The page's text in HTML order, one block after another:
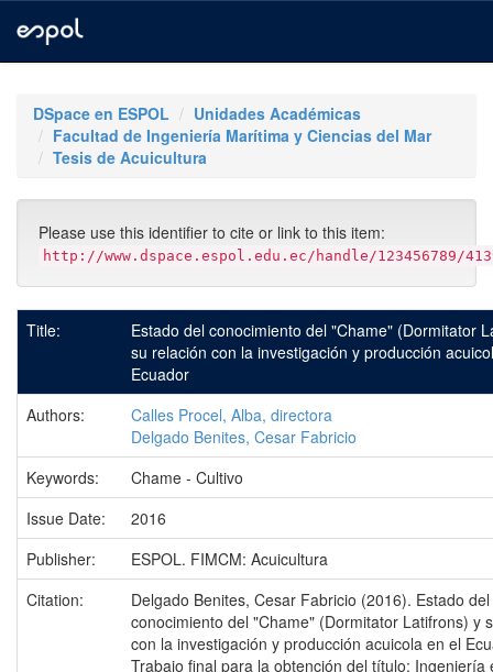
navigationDSpace en ESPOL
Unidades Académicas
Facultad de Ingeniería Marítima y Ciencias del Mar
Tesis de Acuicultura
Please use this identifier to cite or link to this item:
http://www.dspace.espol.edu.ec/handle/123456789/
Title:
Estado del conocimiento del "Chame" (Dormitator
su relación con la investigación y producción
Ecuador
Authors:
Calles Procel, Alba, directora
Delgado Benites, Cesar Fabricio
Keywords:
Chame - Cultivo
Issue Date:
2016
Publisher:
ESPOL. FIMCM: Acuicultura
Citation:
Delgado Benites, Cesar Fabricio (2016). Estado del
conocimiento del "Chame" (Dormitator Latifrons) y
con la investigación y producción acuicola en el
Trabajo final para la obtención del título: Ingeniería